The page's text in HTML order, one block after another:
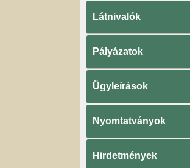
Látnivalók
Pályázatok
Ügyleírások
Nyomtatványok
Hirdetmények